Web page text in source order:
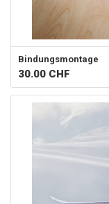
Bindungsmontage
30.00 CHF